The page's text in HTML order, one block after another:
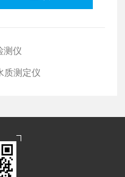
测仪
质测定仪